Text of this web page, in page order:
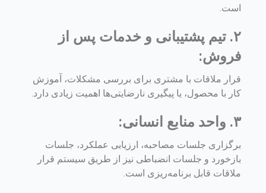
است.
۲. تیم پشتیبانی و خدمات پس از
فروش:
قرار ملاقات با مشتری برای بررسی مشکلات، آموزش
کار با محصول، یا پیگیری نارضایتی‌ها اهمیت زیادی دارد.
۳. واحد منابع انسانی:
برگزاری جلسات مصاحبه، ارزیابی عملکرد، جلسات
بازخورد و جلسات انضباطی نیز از طریق سیستم قرار
ملاقات قابل برنامه‌ریزی است.